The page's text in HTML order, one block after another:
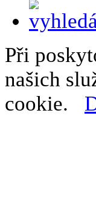
Při
našich
cookie.